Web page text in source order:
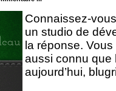
Connaissez-
un studio de
la réponse.
aussi connu que
aujourd’hui,